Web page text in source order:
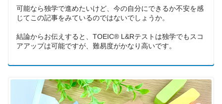
可能なら独学で進めたいけど、今の自分にできるか不安を感
じてこの記事をみているのではないでしょうか。
結論からお伝えすると、TOEIC®︎ L&Rテストは独学でもスコ
アアップは可能ですが、難易度がかなり高いです。